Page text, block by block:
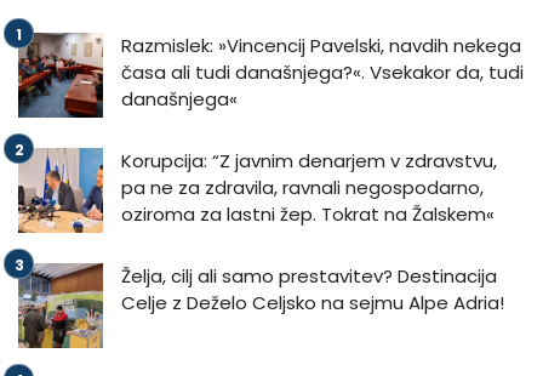
Razmislek: »Vincencij Pavelski, navdih nekega
časa ali tudi današnjega?«. Vsekakor da, tudi
današnjega«
Korupcija: “Z javnim denarjem v zdravstvu,
pa ne za zdravila, ravnali negospodarno,
oziroma za lastni žep. Tokrat na Žalskem«
Želja, cilj ali samo prestavitev? Destinacija
Celje z Deželo Celjsko na sejmu Alpe Adria!